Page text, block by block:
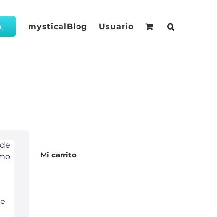
mysticalBlog Usuario
Mi carrito